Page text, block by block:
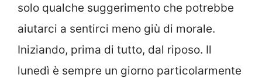
solo qualche suggerimento che potrebbe
aiutarci a sentirci meno giù di morale.
Iniziando, prima di tutto, dal riposo. Il
lunedì è sempre un giorno particolarmente